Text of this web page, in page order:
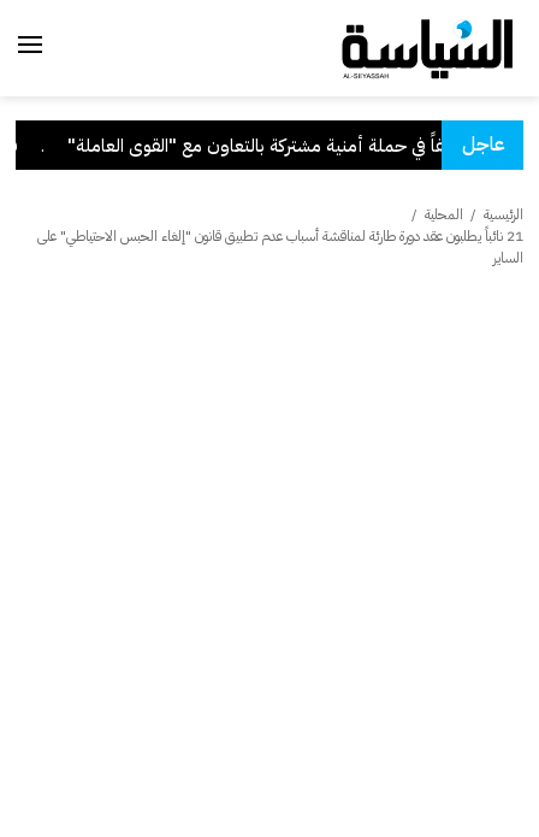
عاجل . قرار
الرئيسية / المحلية /
21 نائباً يطلبون عقد دورة طارئة لمناقشة أسباب عدم تطبيق قانون "إلغاء الحبس الاحتياطي" على
الساير